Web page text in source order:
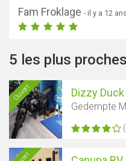
Fam Froklage - il y a 12 ans
5 les plus
Ouvert Dizzy Duck
Gedempte